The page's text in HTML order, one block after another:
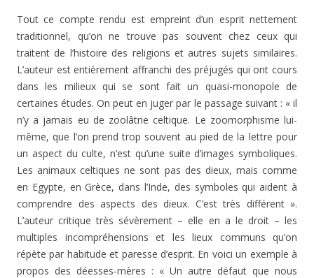
Tout ce compte rendu est empreint d’un esprit nettement
traditionnel, qu’on ne trouve pas souvent chez ceux qui
traitent de l’histoire des religions et autres sujets similaires.
L’auteur est entièrement affranchi des préjugés qui ont cours
dans les milieux qui se sont fait un quasi-monopole de
certaines études. On peut en juger par le passage suivant : « il
n’y a jamais eu de zoolâtrie celtique. Le zoomorphisme lui-
même, que l’on prend trop souvent au pied de la lettre pour
un aspect du culte, n’est qu’une suite d’images symboliques.
Les animaux celtiques ne sont pas des dieux, mais comme
en Egypte, en Grèce, dans l’Inde, des symboles qui aident à
comprendre des aspects des dieux. C’est très différent ».
L’auteur critique très sévèrement – elle en a le droit – les
multiples incompréhensions et les lieux communs qu’on
répète par habitude et paresse d’esprit. En voici un exemple à
propos des déesses-mères : « Un autre défaut que nous